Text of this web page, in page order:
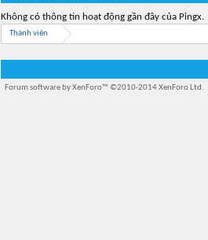
Không có thông tin hoạt động gần đây của Pingx.
Thành viên
Forum software by XenForo™ ©2010-2014 XenForo Ltd.